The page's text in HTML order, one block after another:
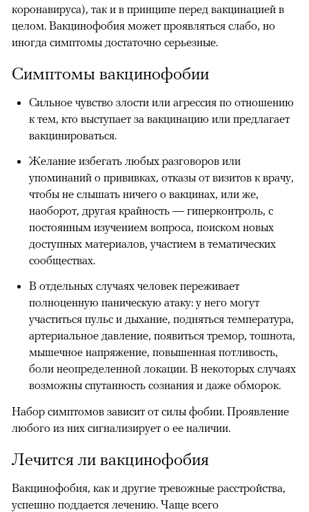
коронавируса), так и в принципе перед вакцинацией в
целом. Вакцинофобия может проявляться слабо, но
иногда симптомы достаточно серьезные.
Симптомы вакцинофобии
Сильное чувство злости или агрессия по отношению
к тем, кто выступает за вакцинацию или предлагает
вакцинироваться.
Желание избегать любых разговоров или
упоминаний о прививках, отказы от визитов к врачу,
чтобы не слышать ничего о вакцинах, или же,
наоборот, другая крайность — гиперконтроль, с
постоянным изучением вопроса, поиском новых
доступных материалов, участием в тематических
сообществах.
В отдельных случаях человек переживает
полноценную паническую атаку: у него могут
участиться пульс и дыхание, подняться температура,
артериальное давление, появиться тремор, тошнота,
мышечное напряжение, повышенная потливость,
боли неопределенной локации. В некоторых случаях
возможны спутанность сознания и даже обморок.
Набор симптомов зависит от силы фобии. Проявление
любого из них сигнализирует о ее наличии.
Лечится ли вакцинофобия
Вакцинофобия, как и другие тревожные расстройства,
успешно поддается лечению. Чаще всего